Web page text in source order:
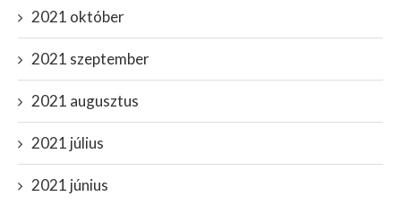
2021 október
2021 szeptember
2021 augusztus
2021 július
2021 június